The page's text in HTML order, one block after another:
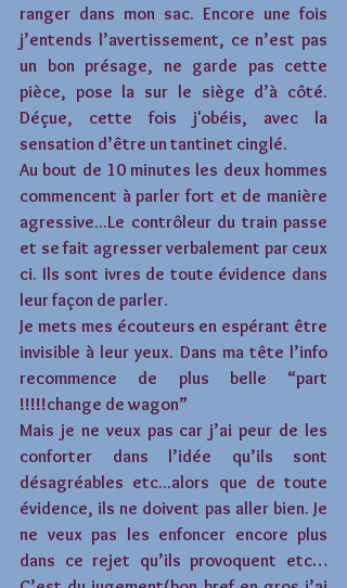
ranger dans mon sac. Encore une fois
j’entends l’avertissement, ce n’est pas
un bon présage, ne garde pas cette
pièce, pose la sur le siège d’à côté.
Déçue, cette fois j'obéis, avec la
sensation d’être un tantinet cinglé.
Au bout de 10 minutes les deux hommes
commencent à parler fort et de manière
agressive...Le contrôleur du train passe
et se fait agresser verbalement par ceux
ci. Ils sont ivres de toute évidence dans
leur façon de parler.
Je mets mes écouteurs en espérant être
invisible à leur yeux. Dans ma tête l’info
recommence de plus belle “part
!!!!!change de wagon”
Mais je ne veux pas car j’ai peur de les
conforter dans l’idée qu’ils sont
désagréables etc...alors que de toute
évidence, ils ne doivent pas aller bien. Je
ne veux pas les enfoncer encore plus
dans ce rejet qu’ils provoquent etc…